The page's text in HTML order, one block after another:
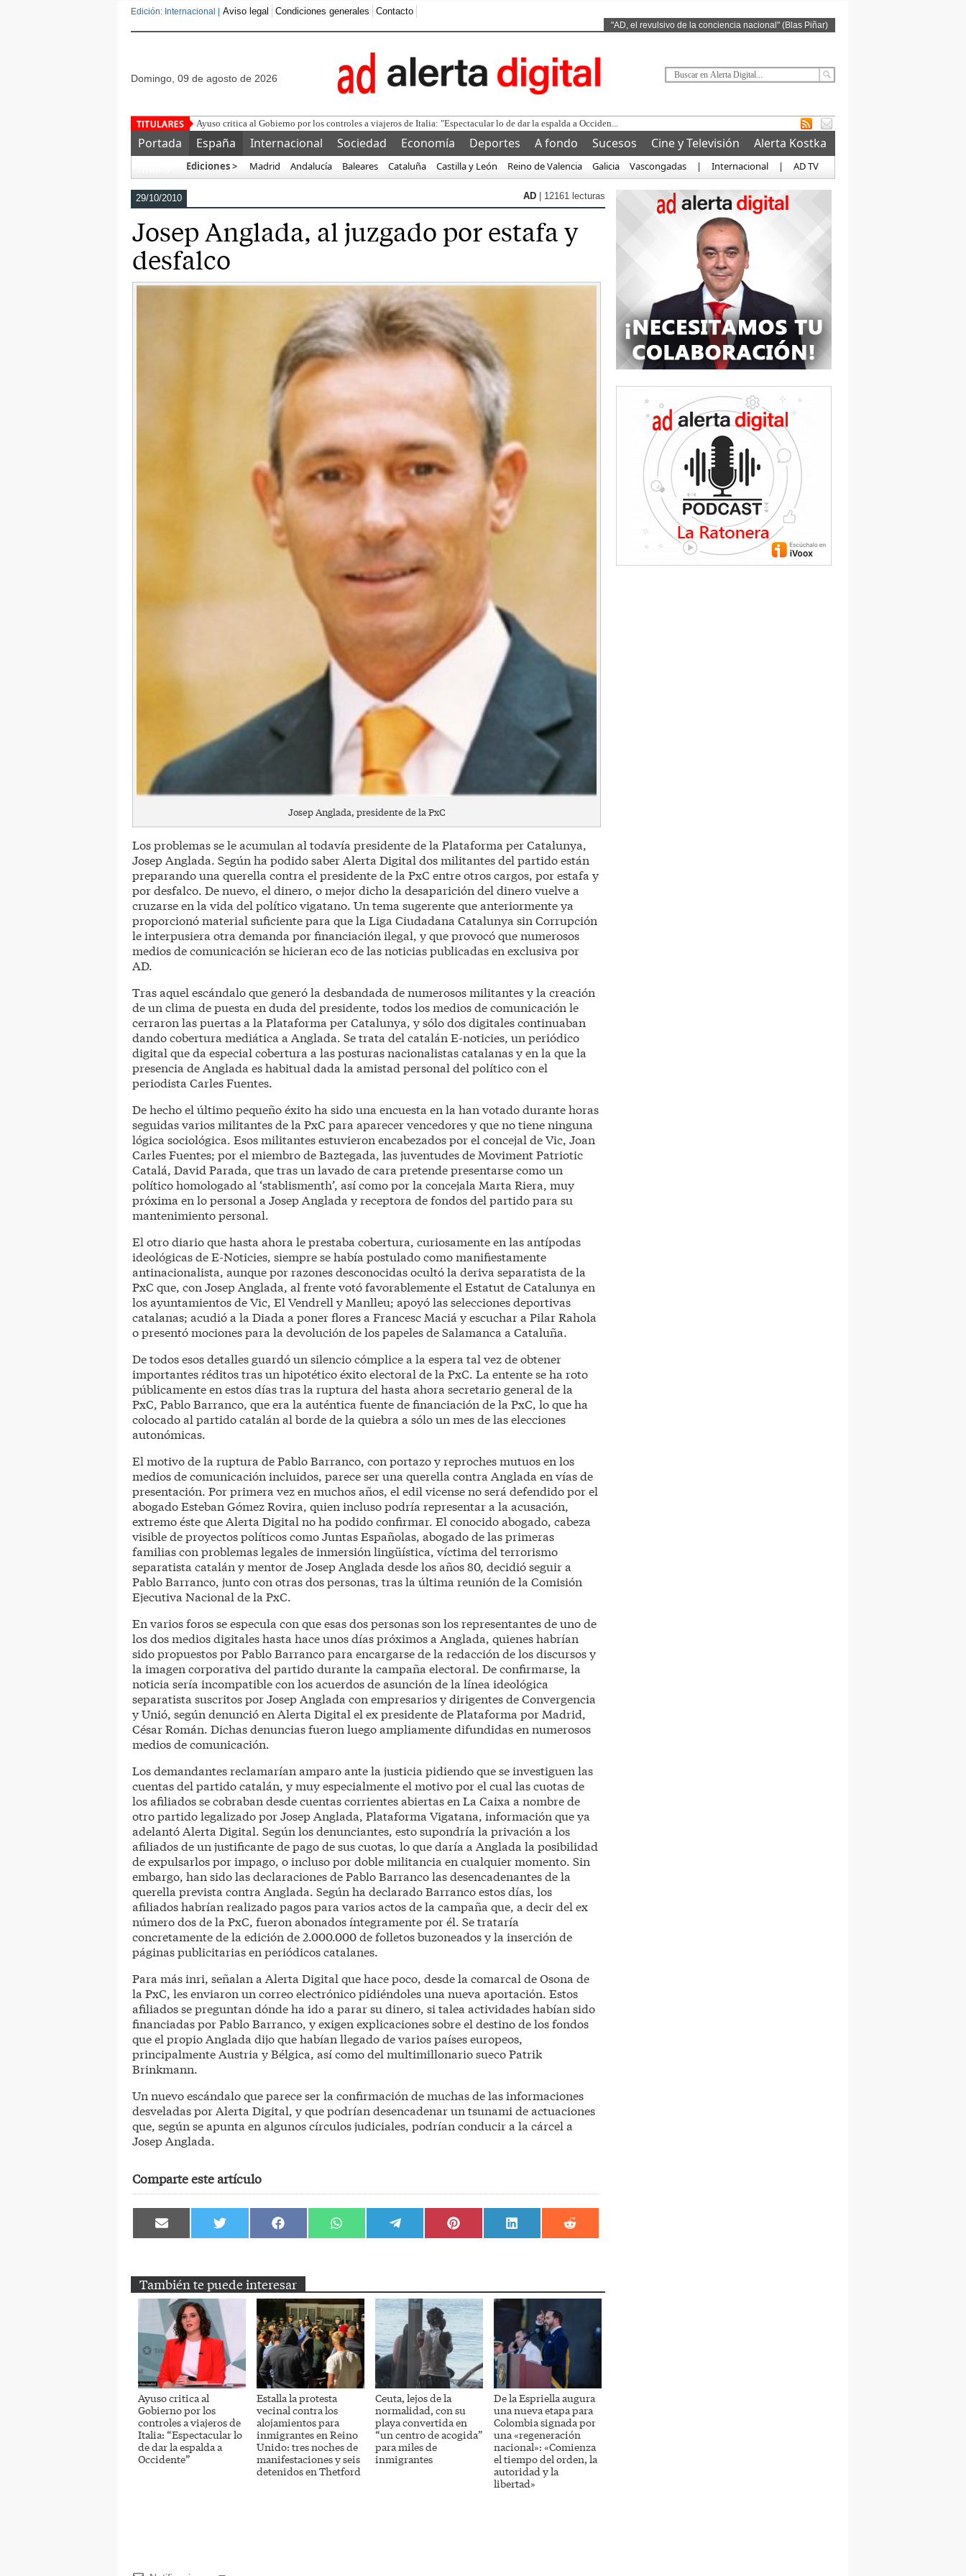
Edición: Internacional | Aviso legal Condiciones generales Contacto
"AD, el revulsivo de la conciencia nacional" (Blas Piñar)
domingo, 09 de agosto de 2026
¿Se puede comprar un bolso de lu
Portada España Internacional Sociedad Economía Deportes A fondo Sucesos Cine y Televisión
Alerta Kostka
Ediciones > Madrid Andalucía Baleares Cataluña Castilla y León Reino de Valencia Galicia Vascongadas | Internacional | AD TV
29/10/2010 AD | 12161 lecturas
Josep Anglada, al juzgado por estafa y
desfalco
Josep Anglada, presidente de la PxC
Los problemas se le acumulan al todavía presidente de la Plataforma per Catalunya,
Josep Anglada. Según ha podido saber Alerta Digital dos militantes del partido están
preparando una querella contra el presidente de la PxC entre otros cargos, por estafa y
por desfalco. De nuevo, el dinero, o mejor dicho la desaparición del dinero vuelve a
cruzarse en la vida del político vigatano. Un tema sugerente que anteriormente ya
proporcionó material suficiente para que la Liga Ciudadana Catalunya sin Corrupción
le interpusiera otra demanda por financiación ilegal, y que provocó que numerosos
medios de comunicación se hicieran eco de las noticias publicadas en exclusiva por
AD.
Tras aquel escándalo que generó la desbandada de numerosos militantes y la creación
de un clima de puesta en duda del presidente, todos los medios de comunicación le
cerraron las puertas a la Plataforma per Catalunya, y sólo dos digitales continuaban
dando cobertura mediática a Anglada. Se trata del catalán E-noticies, un periódico
digital que da especial cobertura a las posturas nacionalistas catalanas y en la que la
presencia de Anglada es habitual dada la amistad personal del político con el
periodista Carles Fuentes.
De hecho el último pequeño éxito ha sido una encuesta en la han votado durante horas
seguidas varios militantes de la PxC para aparecer vencedores y que no tiene ninguna
lógica sociológica. Esos militantes estuvieron encabezados por el concejal de Vic, Joan
Carles Fuentes; por el miembro de Baztegada, las juventudes de Moviment Patriotic
Catalá, David Parada, que tras un lavado de cara pretende presentarse como un
político homologado al ‘stablismenth’, así como por la concejala Marta Riera, muy
próxima en lo personal a Josep Anglada y receptora de fondos del partido para su
mantenimiento personal.
El otro diario que hasta ahora le prestaba cobertura, curiosamente en las antípodas
ideológicas de E-Noticies, siempre se había postulado como manifiestamente
antinacionalista, aunque por razones desconocidas ocultó la deriva separatista de la
PxC que, con Josep Anglada, al frente votó favorablemente el Estatut de Catalunya en
los ayuntamientos de Vic, El Vendrell y Manlleu; apoyó las selecciones deportivas
catalanas; acudió a la Diada a poner flores a Francesc Maciá y escuchar a Pilar Rahola
o presentó mociones para la devolución de los papeles de Salamanca a Cataluña.
De todos esos detalles guardó un silencio cómplice a la espera tal vez de obtener
importantes réditos tras un hipotético éxito electoral de la PxC. La entente se ha roto
públicamente en estos días tras la ruptura del hasta ahora secretario general de la
PxC, Pablo Barranco, que era la auténtica fuente de financiación de la PxC, lo que ha
colocado al partido catalán al borde de la quiebra a sólo un mes de las elecciones
autonómicas.
El motivo de la ruptura de Pablo Barranco, con portazo y reproches mutuos en los
medios de comunicación incluidos, parece ser una querella contra Anglada en vías de
presentación. Por primera vez en muchos años, el edil vicense no será defendido por el
abogado Esteban Gómez Rovira, quien incluso podría representar a la acusación,
extremo éste que Alerta Digital no ha podido confirmar. El conocido abogado, cabeza
visible de proyectos políticos como Juntas Españolas, abogado de las primeras
familias con problemas legales de inmersión lingüística, víctima del terrorismo
separatista catalán y mentor de Josep Anglada desde los años 80, decidió seguir a
Pablo Barranco, junto con otras dos personas, tras la última reunión de la Comisión
Ejecutiva Nacional de la PxC.
En varios foros se especula con que esas dos personas son los representantes de uno de
los dos medios digitales hasta hace unos días próximos a Anglada, quienes habrían
sido propuestos por Pablo Barranco para encargarse de la redacción de los discursos y
la imagen corporativa del partido durante la campaña electoral. De confirmarse, la
noticia sería incompatible con los acuerdos de asunción de la línea ideológica
separatista suscritos por Josep Anglada con empresarios y dirigentes de Convergencia
y Unió, según denunció en Alerta Digital el ex presidente de Plataforma por Madrid,
César Román. Dichas denuncias fueron luego ampliamente difundidas en numerosos
medios de comunicación.
Los demandantes reclamarían amparo ante la justicia pidiendo que se investiguen las
cuentas del partido catalán, y muy especialmente el motivo por el cual las cuotas de
los afiliados se cobraban desde cuentas corrientes abiertas en La Caixa a nombre de
otro partido legalizado por Josep Anglada, Plataforma Vigatana, información que ya
adelantó Alerta Digital. Según los denunciantes, esto supondría la privación a los
afiliados de un justificante de pago de sus cuotas, lo que daría a Anglada la posibilidad
de expulsarlos por impago, o incluso por doble militancia en cualquier momento. Sin
embargo, han sido las declaraciones de Pablo Barranco las desencadenantes de la
querella prevista contra Anglada. Según ha declarado Barranco estos días, los
afiliados habrían realizado pagos para varios actos de la campaña que, a decir del ex
número dos de la PxC, fueron abonados íntegramente por él. Se trataría
concretamente de la edición de 2.000.000 de folletos buzoneados y la inserción de
páginas publicitarias en periódicos catalanes.
Para más inri, señalan a Alerta Digital que hace poco, desde la comarcal de Osona de
la PxC, les enviaron un correo electrónico pidiéndoles una nueva aportación. Estos
afiliados se preguntan dónde ha ido a parar su dinero, si talea actividades habían sido
financiadas por Pablo Barranco, y exigen explicaciones sobre el destino de los fondos
que el propio Anglada dijo que habían llegado de varios países europeos,
principalmente Austria y Bélgica, así como del multimillonario sueco Patrik
Brinkmann.
Un nuevo escándalo que parece ser la confirmación de muchas de las informaciones
desveladas por Alerta Digital, y que podrían desencadenar un tsunami de actuaciones
que, según se apunta en algunos círculos judiciales, podrían conducir a la cárcel a
Josep Anglada.
Comparte este artículo
Compartir
en
Compartir
en
Compartir
en
Compartir
en
Compartir
en
Compartir
en
Compartir
en
Compartir
en
También te puede interesar
Ayuso critica al
Gobierno por los
controles a viajeros de
Italia: “Espectacular lo
de dar la espalda a
Occidente”
Estalla la protesta
vecinal contra los
alojamientos para
inmigrantes en Reino
Unido: tres noches de
manifestaciones y seis
detenidos en Thetford
Ceuta, lejos de la
normalidad, con su
playa convertida en
“un centro de acogida”
para miles de
inmigrantes
De la Espriella augura
una nueva etapa para
Colombia signada por
una «regeneración
nacional»: «Comienza
el tiempo del orden, la
autoridad y la
libertad»